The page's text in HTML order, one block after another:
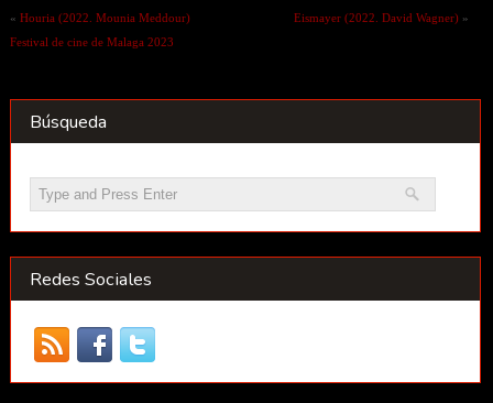
« Houria (2022. Mounia Meddour)
Festival de cine de Malaga 2023
Eismayer (2022. David Wagner) »
Búsqueda
Redes Sociales